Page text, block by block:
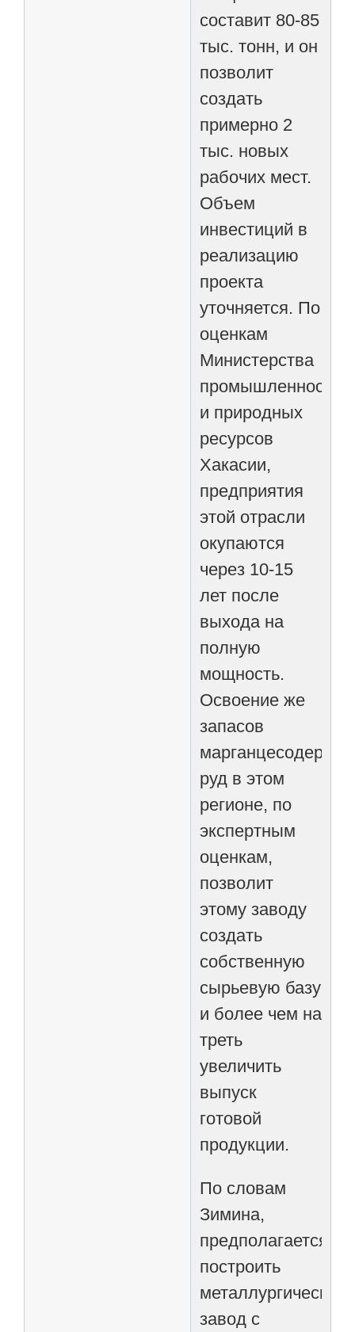
составит 80-85
тыс. тонн, и он
позволит
создать
примерно 2
тыс. новых
рабочих мест.
Объем
инвестиций в
реализацию
проекта
уточняется. По
оценкам
Министерства
промышленности
и природных
ресурсов
Хакасии,
предприятия
этой отрасли
окупаются
через 10-15
лет после
выхода на
полную
мощность.
Освоение же
запасов
руд в этом
регионе, по
экспертным
оценкам,
позволит
этому заводу
создать
собственную
сырьевую базу
и более чем на
треть
увеличить
выпуск
готовой
продукции.
По словам
Зимина,
предполагается
построить
металлургический
завод с